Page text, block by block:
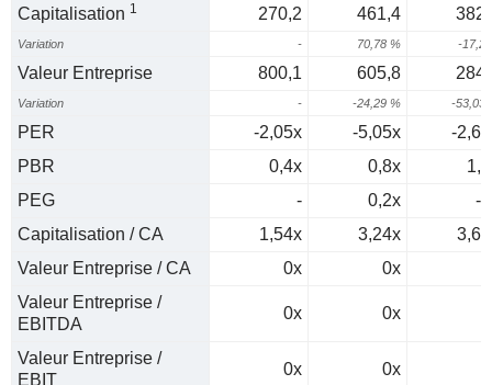
Capitalisation 1 270,2 461,4
Variation - 70,78 % -17,2
Valeur Entreprise 800,1 605,8
Variation - -24,29 % -53,03
PER -2,05x -5,05x
-
PBR
0,4x 0,8x
PEG
- 0,2x
-
Capitalisation / CA
1,54x 3,24x
Valeur Entreprise / CA
0x 0x
Valeur Entreprise /
EBITDA
0x 0x
Valeur Entreprise /
EBIT
0x 0x